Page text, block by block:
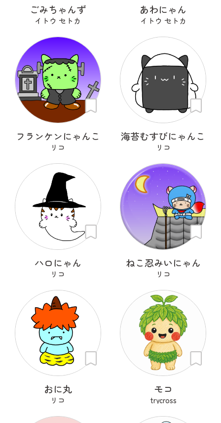
ごみちゃんず
イトウ セトカ
あわにゃん
イトウ セトカ
フランケンにゃんこ
リコ
海苔むすびにゃんこ
リコ
ハロにゃん
リコ
ねこ忍みいにゃん
リコ
おに丸
リコ
モコ
trycross